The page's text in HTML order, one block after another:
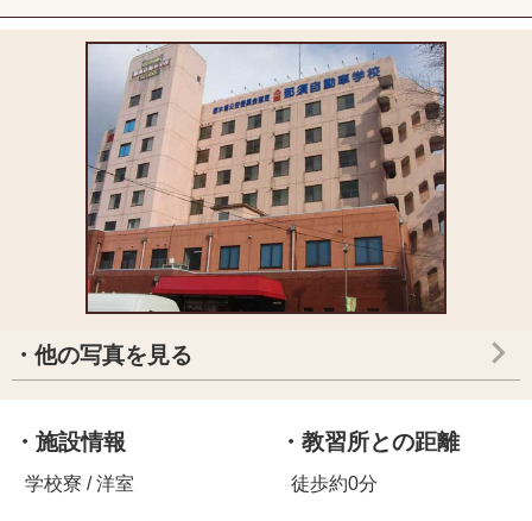
・他の写真を見る
・施設情報
学校寮 / 洋室
・教習所との距離
徒歩約0分